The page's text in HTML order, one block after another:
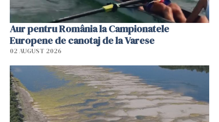
Aur pentru România la Campionatele
Europene de canotaj de la Varese
02 AUGUST 2026